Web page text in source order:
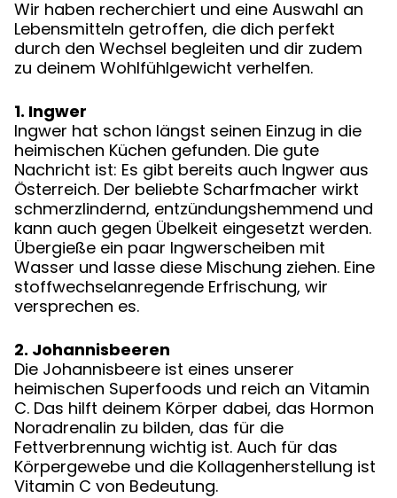
Wir haben recherchiert und eine Auswahl an
Lebensmitteln getroffen, die dich perfekt
durch den Wechsel begleiten und dir zudem
zu deinem Wohlfühlgewicht verhelfen.
1. Ingwer
Ingwer hat schon längst seinen Einzug in die
heimischen Küchen gefunden. Die gute
Nachricht ist: Es gibt bereits auch Ingwer aus
Österreich. Der beliebte Scharfmacher wirkt
schmerzlindernd, entzündungshemmend und
kann auch gegen Übelkeit eingesetzt werden.
Übergieße ein paar Ingwerscheiben mit
Wasser und lasse diese Mischung ziehen. Eine
stoffwechselanregende Erfrischung, wir
versprechen es.
2. Johannisbeeren
Die Johannisbeere ist eines unserer
heimischen Superfoods und reich an Vitamin
C. Das hilft deinem Körper dabei, das Hormon
Noradrenalin zu bilden, das für die
Fettverbrennung wichtig ist. Auch für das
Körpergewebe und die Kollagenherstellung ist
Vitamin C von Bedeutung.